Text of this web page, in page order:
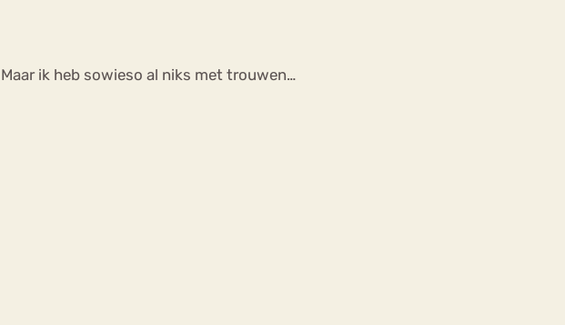
ik heb sowieso al niks met trouwen…